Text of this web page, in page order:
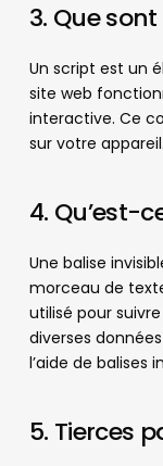
3. Que
Un script est un
site web
interactive. Ce
sur votre appareil.
4. Qu’est-
Une balise
morceau de
utilisé pour
diverses
l’aide de balises
5. Tierces